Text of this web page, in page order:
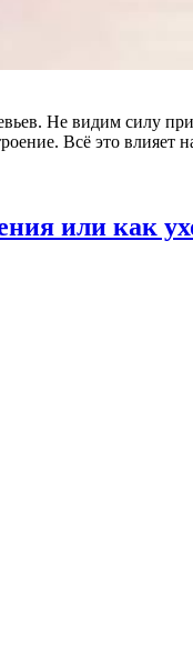
Не видим силу
Всё это
или как